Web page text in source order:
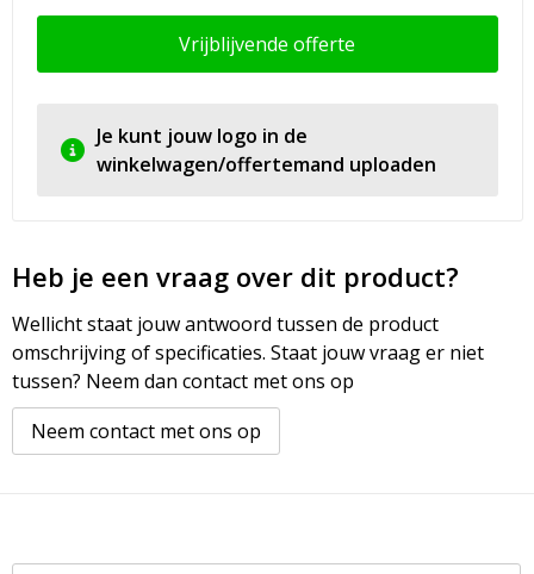
Vrijblijvende offerte
Je kunt jouw logo in de
winkelwagen/offertemand uploaden
Heb je een vraag over dit product?
Wellicht staat jouw antwoord tussen de product
omschrijving of specificaties. Staat jouw vraag er niet
tussen? Neem dan contact met ons op
Neem contact met ons op